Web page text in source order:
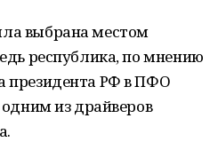
выбрана местом
республика, по мнению
президента РФ в ПФО
из драйверов